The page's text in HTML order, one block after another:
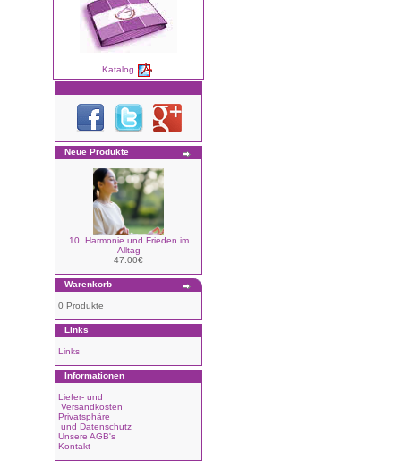
Katalog
Neue Produkte
10. Harmonie und Frieden im
Alltag
47.00€
Warenkorb
0 Produkte
Links
Links
Informationen
Liefer- und
Versandkosten
Privatsphäre
und Datenschutz
Unsere AGB's
Kontakt